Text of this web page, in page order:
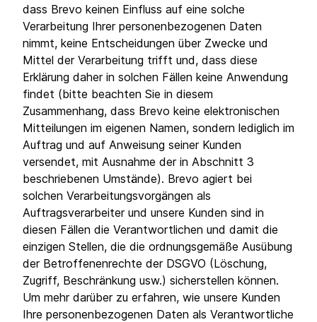
dass Brevo keinen Einfluss auf eine solche
Verarbeitung Ihrer personenbezogenen Daten
nimmt, keine Entscheidungen über Zwecke und
Mittel der Verarbeitung trifft und, dass diese
Erklärung daher in solchen Fällen keine Anwendung
findet (bitte beachten Sie in diesem
Zusammenhang, dass Brevo keine elektronischen
Mitteilungen im eigenen Namen, sondern lediglich im
Auftrag und auf Anweisung seiner Kunden
versendet, mit Ausnahme der in Abschnitt 3
beschriebenen Umstände). Brevo agiert bei
solchen Verarbeitungsvorgängen als
Auftragsverarbeiter und unsere Kunden sind in
diesen Fällen die Verantwortlichen und damit die
einzigen Stellen, die die ordnungsgemäße Ausübung
der Betroffenenrechte der DSGVO (Löschung,
Zugriff, Beschränkung usw.) sicherstellen können.
Um mehr darüber zu erfahren, wie unsere Kunden
Ihre personenbezogenen Daten als Verantwortliche